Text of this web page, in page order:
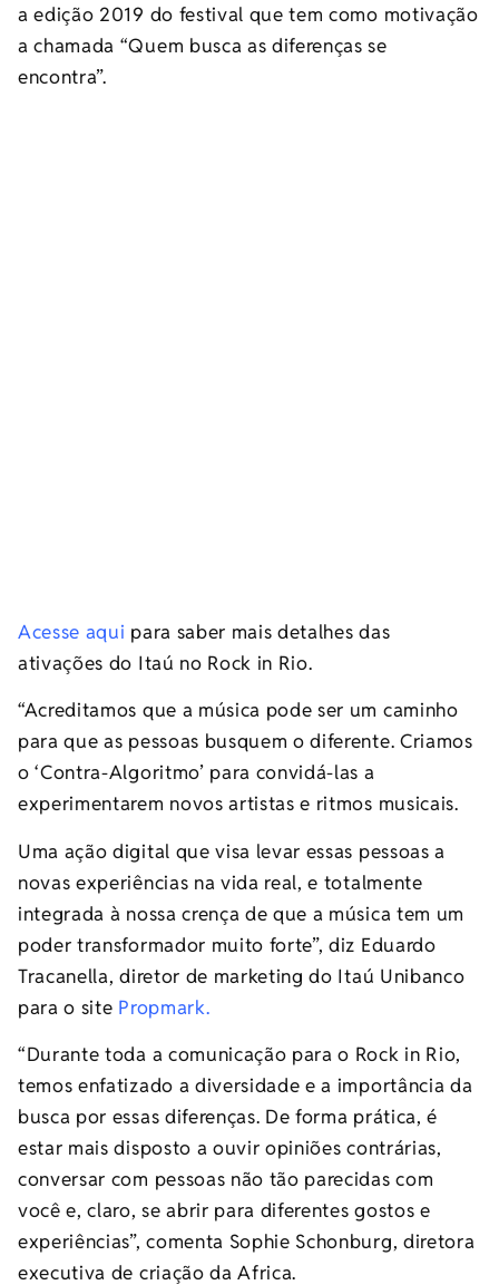
a edição 2019 do festival que tem como motivação
a chamada “Quem busca as diferenças se
encontra”.
Acesse aqui para saber mais detalhes das
ativações do Itaú no Rock in Rio.
“Acreditamos que a música pode ser um caminho
para que as pessoas busquem o diferente. Criamos
o ‘Contra-Algoritmo’ para convidá-las a
experimentarem novos artistas e ritmos musicais.
Uma ação digital que visa levar essas pessoas a
novas experiências na vida real, e totalmente
integrada à nossa crença de que a música tem um
poder transformador muito forte”, diz Eduardo
Tracanella, diretor de marketing do Itaú Unibanco
para o site Propmark.
“Durante toda a comunicação para o Rock in Rio,
temos enfatizado a diversidade e a importância da
busca por essas diferenças. De forma prática, é
estar mais disposto a ouvir opiniões contrárias,
conversar com pessoas não tão parecidas com
você e, claro, se abrir para diferentes gostos e
experiências”, comenta Sophie Schonburg, diretora
executiva de criação da Africa.